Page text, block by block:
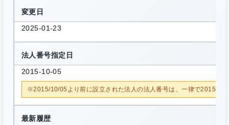
変更日
2025-01-23
法人番号指定日
2015-10-05
※2015/10/05より前に設立された法人の法人番号は、一律で2015/10/
最新履歴